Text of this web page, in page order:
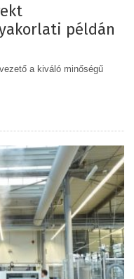
példán
a kiváló minőségű